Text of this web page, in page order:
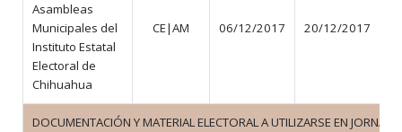
Asambleas
Municipales del
Instituto Estatal
Electoral de
Chihuahua
CE|AM 06/12/2017 20/12/2017
DOCUMENTACIÓN Y MATERIAL ELECTORAL A UTILIZARSE EN JORNADA